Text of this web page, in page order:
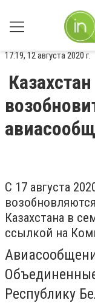
17:19, 12 августа 2020 г.
С 17 августа
Казахстана в
ссылкой на
Республику